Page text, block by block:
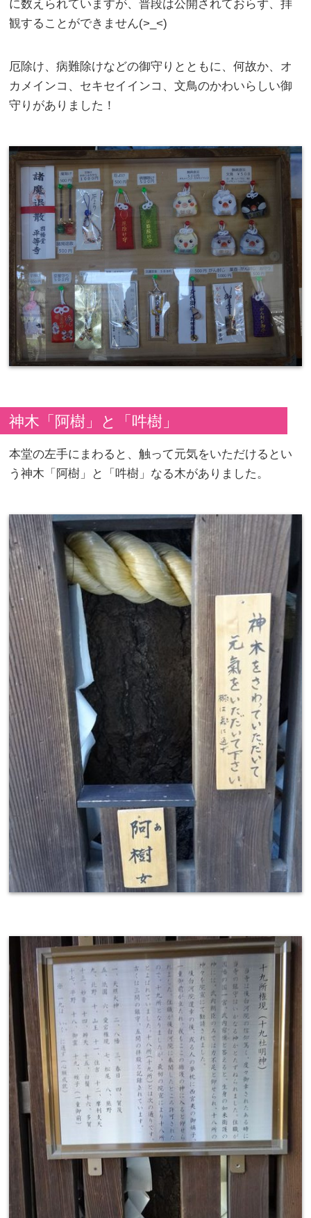
に数えられていますが、普段は公開されておらず、拝
観することができません(>_<)
厄除け、病難除けなどの御守りとともに、何故か、オ
カメインコ、セキセイインコ、文鳥のかわいらしい御
守りがありました！
神木「阿樹」と「吽樹」
本堂の左手にまわると、触って元気をいただけるとい
う神木「阿樹」と「吽樹」なる木がありました。